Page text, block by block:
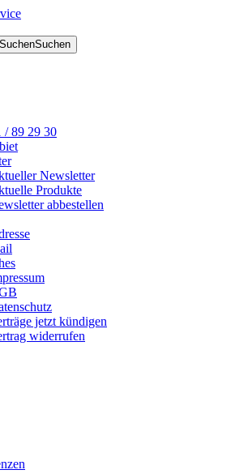
Suchen
/ 89 29 30
Newsletter
Produkte
abbestellen
jetzt kündigen
widerrufen